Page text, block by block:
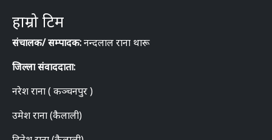
हाम्रो टिम
संचालक/ सम्पादक:नन्दलाल राना थारू
जिल्ला संवाददाता:
नरेश राना ( कञ्चनपुर )
उमेश राना (कैलाली)